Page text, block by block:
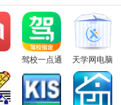
桌
驾校一点通
2022科目一
天学网电脑
版